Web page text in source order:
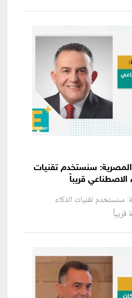
سنستخدم تقنيات
الاصطناعي قريباً
سنستخدم تقنيات الذكاء